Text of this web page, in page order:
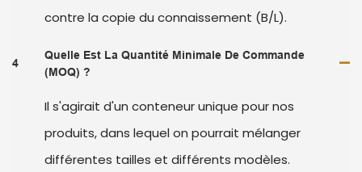
contre la copie du connaissement (B/L).
4
Quelle Est La Quantité Minimale De Commande
(MOQ) ?
Il s'agirait d'un conteneur unique pour nos
produits, dans lequel on pourrait mélanger
différentes tailles et différents modèles.